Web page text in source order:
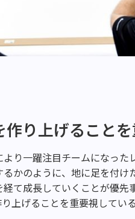
作り上げること
り一躍注目チームになった
かのように、地に足を付け
て成長していくことが優先
上げることを重要視している